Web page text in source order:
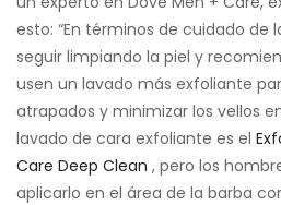
esto: “En términos de cuidado de
seguir limpiando la piel y
usen un lavado más exfoliante
atrapados y minimizar los vellos
lavado de cara exfoliante es el
Care Deep Clean , pero los
aplicarlo en el área de la barba